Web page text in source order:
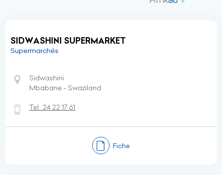
SIDWASHINI SUPERMARKET
Supermarchés
Sidwashini
Mbabane - Swaziland
Tel: 24 22 17 61
Fiche